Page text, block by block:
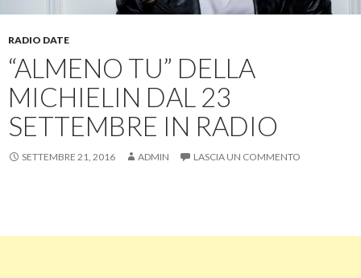
RADIO DATE
“ALMENO TU” DELLA
MICHIELIN DAL 23
SETTEMBRE IN RADIO
SETTEMBRE 21, 2016 ADMIN LASCIA UN COMMENTO